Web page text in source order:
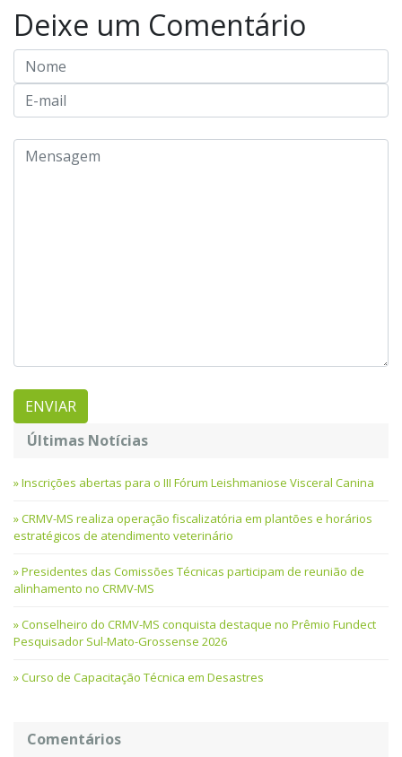
Deixe um Comentário
Últimas Notícias
Inscrições abertas para o III Fórum Leishmaniose Visceral Canina
CRMV-MS realiza operação fiscalizatória em plantões e horários
estratégicos de atendimento veterinário
Presidentes das Comissões Técnicas participam de reunião de
alinhamento no CRMV-MS
Conselheiro do CRMV-MS conquista destaque no Prêmio Fundect
Pesquisador Sul-Mato-Grossense 2026
Curso de Capacitação Técnica em Desastres
Comentários